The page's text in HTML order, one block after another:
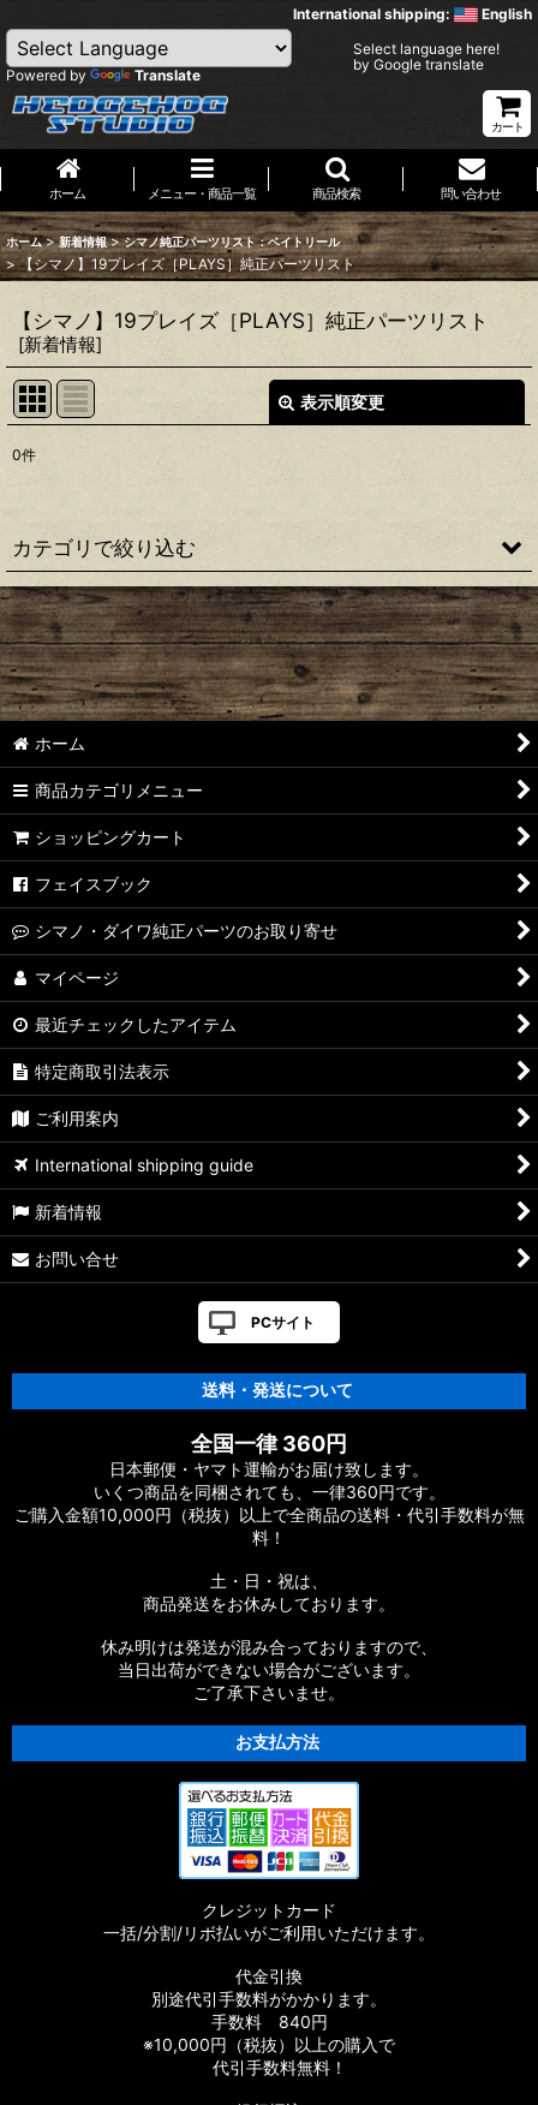
International shipping: English
Powered by Translate
Select language here!
by Google translate
カート
ホーム メニュー・商品一覧 商品検索 問い合わせ
ホーム > 新着情報 > シマノ純正パーツリスト：ベイトリール
> 【シマノ】19プレイズ［PLAYS］純正パーツリスト
【シマノ】19プレイズ［PLAYS］純正パーツリスト
[新着情報]
表示順変更
表示数
並び順
絞り込む
0件
カテゴリで絞り込む
【シマノ】22アルデバラン BFS［ALDEBARAN］純正パーツリ
スト
【シマノ】18アルデバラン MGL［ALDEBARAN］純正パーツ
リスト
【シマノ】16アルデバラン BFS/BFS XG［ALDEBARAN］純正
パーツリスト
【シマノ】22メタニウム シャローエディション
【シマノ】20メタニウム［Metanium］純正パーツリスト
【シマノ】16メタニウム MGL［Metanium］純正パーツリスト
【シマノ】13メタニウム［Metanium］純正パーツリスト
【シマノ】15メタニウム DC［Metanium］純正パーツリスト
【シマノ】07-08メタニウム Mｇ/MgDC［Metanium］純正パ
ーツリスト
【シマノ】21アンタレス DC［ANTARES］純正パーツリスト
【シマノ】22バンタム［BANTAM MGL］純正パーツリスト
【シマノ】05メタニウム XT［Metanium］純正パーツリスト
【シマノ】19アンタレス［ANTARES］純正パーツリスト
【シマノ】18アンタレス DC MD XG［ANTARES］純正パーツ
リスト
【シマノ】16アンタレス DC［ANTARES］純正パーツリスト
【シマノ】12アンタレス［ANTARES］純正パーツリスト
【シマノ】03-06アンタレス AR/DC/DC7［ANTARES］純正パ
【シマノ】21SLX BFS［SLX］純正パーツリスト
【シマノ】21-22カルカッタコンクエスト
【シマノ】18バンタム MGL［BANTAM MGL］純正パーツリス
【シマノ】21オシアジガー［OCEA JIGGER］純正パーツリス
【シマノ】20SLX DC［SLX］純正パーツリスト
【シマノ】19SLX MGL［SLX］純正パーツリスト
【シマノ】19-20オシアコンクエスト リミテッド［OCEA
CONQUEST］純正パーツリスト
ホーム
商品カテゴリメニュー
ショッピングカート
フェイスブック
シマノ・ダイワ純正パーツのお取り寄せ
マイページ
最近チェックしたアイテム
特定商取引法表示
ご利用案内
International shipping guide
新着情報
お問い合せ
PCサイト
送料・発送について
全国一律 360円
日本郵便・ヤマト運輸がお届け致します。
いくつ商品を同梱されても、一律360円です。
ご購入金額10,000円（税抜）以上で全商品の送料・代引手数料が無
料！
土・日・祝は、
商品発送をお休みしております。
休み明けは発送が混み合っておりますので、
当日出荷ができない場合がございます。
ご了承下さいませ。
お支払方法
クレジットカード
一括/分割/リボ払いがご利用いただけます。
代金引換
別途代引手数料がかかります。
手数料 840円
※10,000円（税抜）以上の購入で
代引手数料無料！